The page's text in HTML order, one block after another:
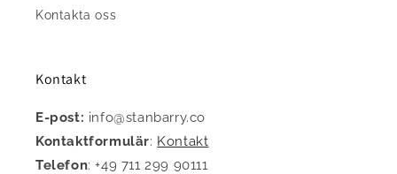
Kontakta oss
Kontakt
E-post: info@stanbarry.co
Kontaktformulär: Kontakt
Telefon: +49 711 299 90111